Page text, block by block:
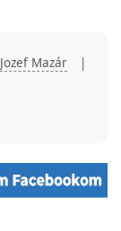
Jozef Mazár
|